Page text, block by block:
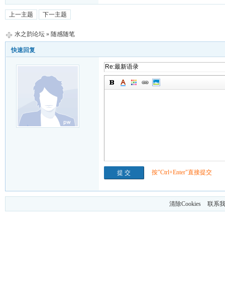
上一主题 下一主题
水之韵论坛» 随感随笔
快速回复
按"Ctrl+Enter"直接提交
清除Cookies 联系